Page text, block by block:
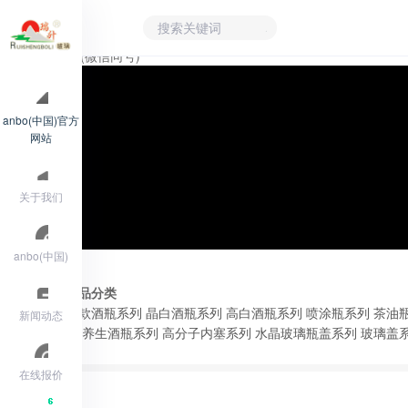
anbo(中国)官方
网站
关于我们
anbo(中国)
新闻动态
在线报价
15705309199(微信同号)
产品分类
新款酒瓶系列 晶白酒瓶系列 高白酒瓶系列 喷涂瓶系列 茶油
养生酒瓶系列 高分子内塞系列 水晶玻璃瓶盖系列 玻璃盖